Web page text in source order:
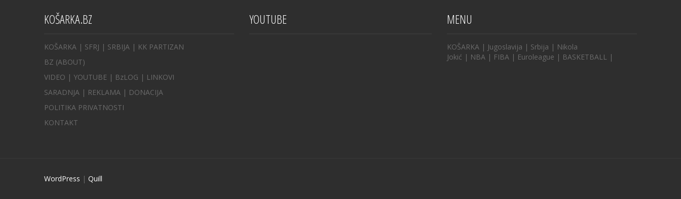
KOŠARKA.BZ
KOŠARKA | SFRJ | SRBIJA | KK PARTIZAN
BZ (ABOUT)
VIDEO | YOUTUBE | BzLOG | LINKOVI
SARADNJA | REKLAMA | DONACIJA
POLITIKA PRIVATNOSTI
KONTAKT
YOUTUBE MENU
KOŠARKA | Jugoslavija | Srbija | Nikola
Jokić | NBA | FIBA | Euroleague | BASKETBALL |
WordPress | Quill